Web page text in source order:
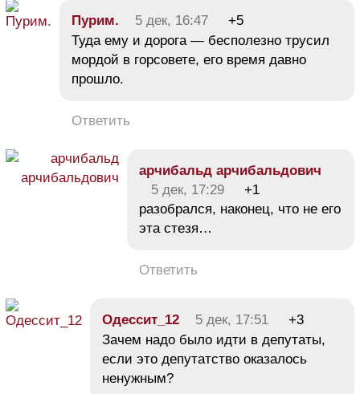
Пурим. 5 дек, 16:47
+5
Туда ему и дорога — бесполезно трусил
мордой в горсовете, его время давно
прошло.
Ответить
арчибальд арчибальдович
5 дек, 17:29
+1
разобрался, наконец, что не его
эта стезя…
Ответить
Одессит_12 5 дек, 17:51
+3
Зачем надо было идти в депутаты,
если это депутатство оказалось
ненужным?